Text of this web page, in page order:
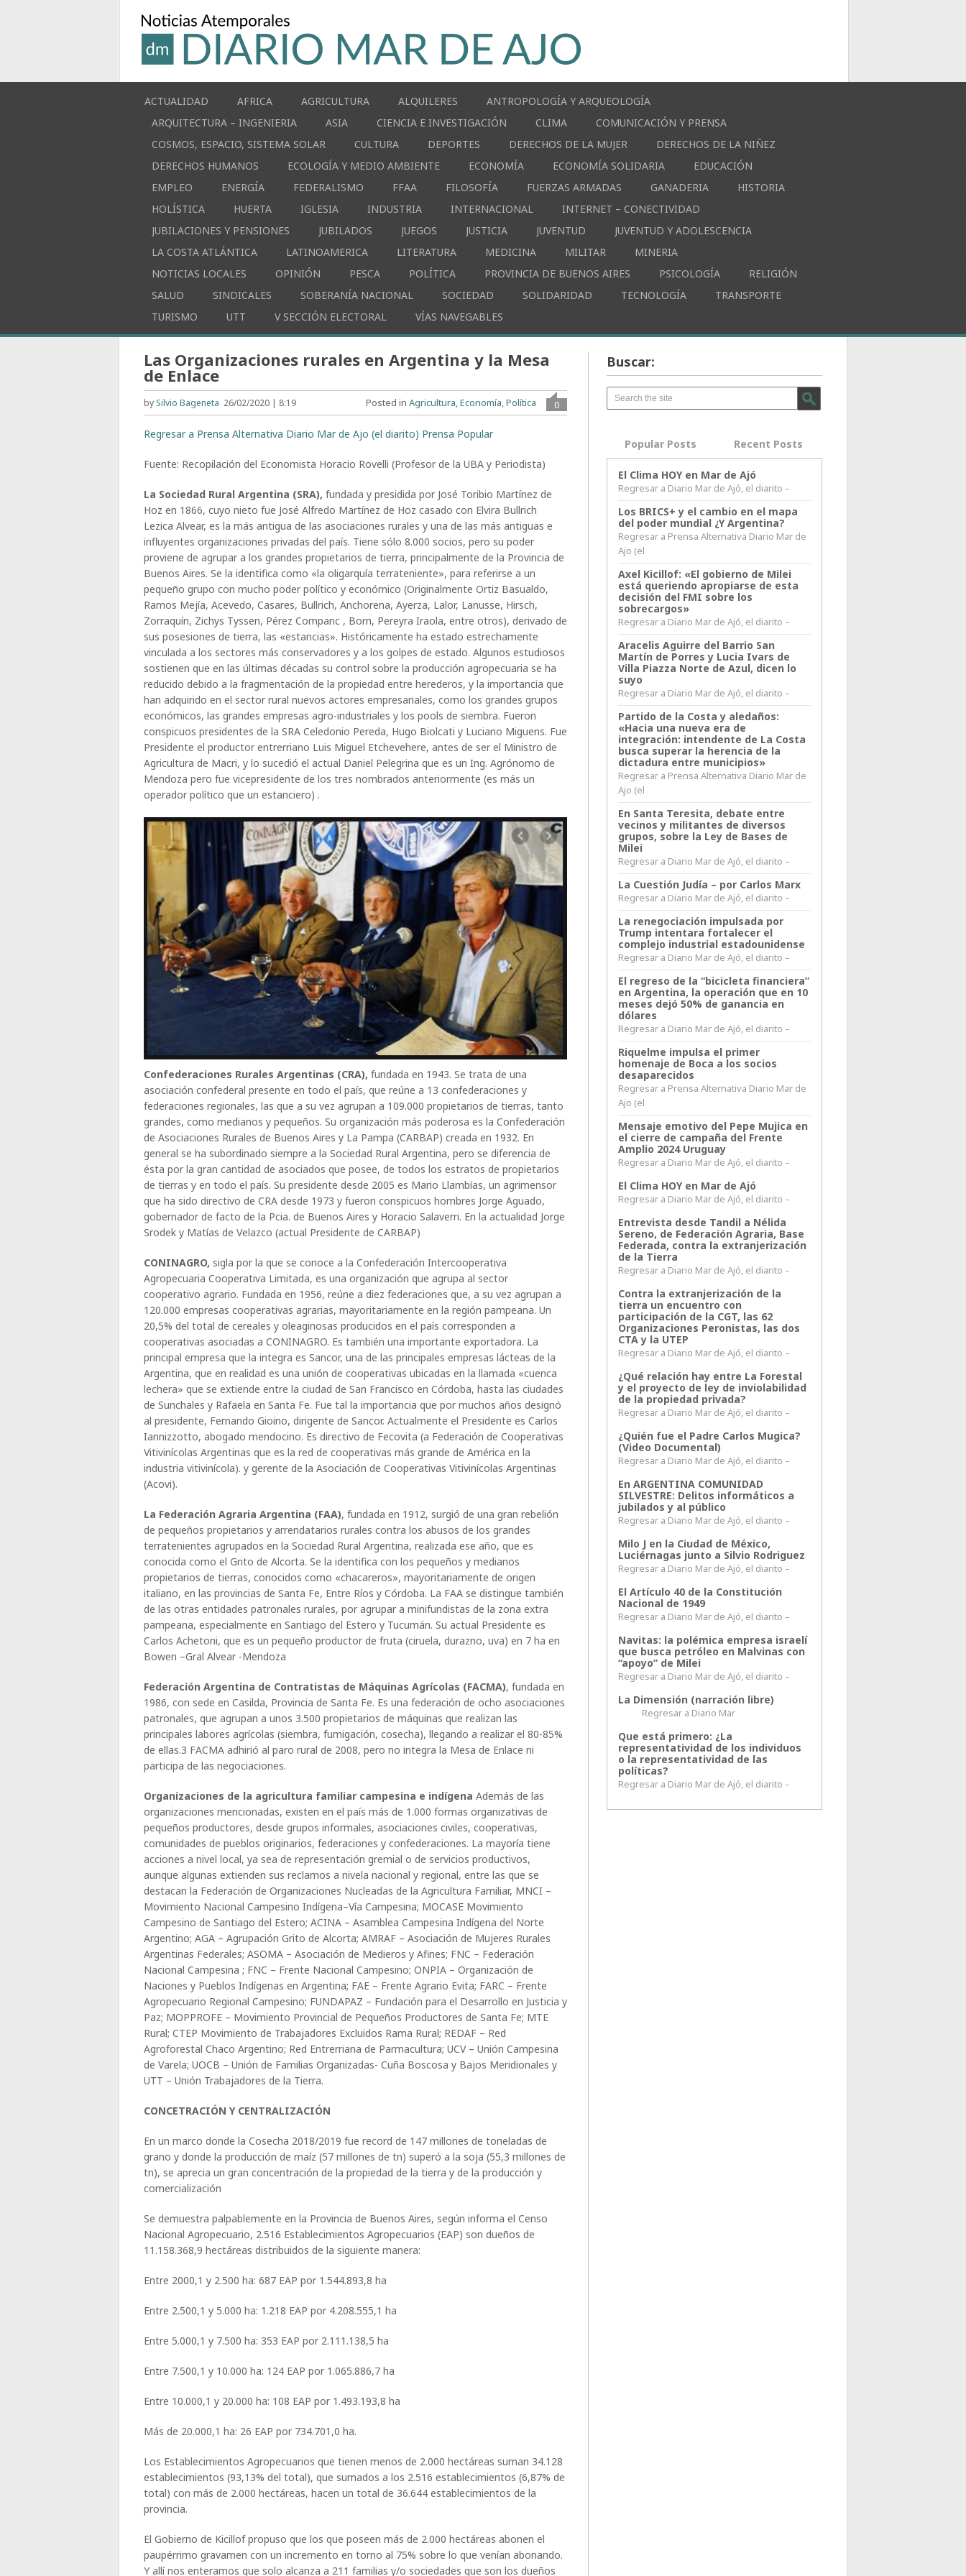
ACTUALIDAD AFRICA AGRICULTURA ALQUILERES
ANTROPOLOGÍA Y ARQUEOLOGÍA
ARQUITECTURA – INGENIERIA
ASIA CIENCIA E INVESTIGACIÓN CLIMA
COMUNICACIÓN Y PRENSA
COSMOS, ESPACIO, SISTEMA SOLAR
CULTURA DEPORTES DERECHOS DE LA MUJER
DERECHOS DE LA NIÑEZ
DERECHOS HUMANOS
ECOLOGÍA Y MEDIO AMBIENTE ECONOMÍA ECONOMÍA SOLIDARIA
EDUCACIÓN
EMPLEO
ENERGÍA FEDERALISMO FFAA FILOSOFÍA FUERZAS ARMADAS GANADERIA
HISTORIA
HOLÍSTICA
HUERTA IGLESIA INDUSTRIA INTERNACIONAL
INTERNET – CONECTIVIDAD
JUBILACIONES Y PENSIONES
JUBILADOS JUEGOS JUSTICIA JUVENTUD
JUVENTUD Y ADOLESCENCIA
LA COSTA ATLÁNTICA
LATINOAMERICA LITERATURA MEDICINA MILITAR
MINERIA
NOTICIAS LOCALES
OPINIÓN PESCA POLÍTICA PROVINCIA DE BUENOS AIRES PSICOLOGÍA
RELIGIÓN
SALUD
SINDICALES SOBERANÍA NACIONAL SOCIEDAD SOLIDARIDAD TECNOLOGÍA
TRANSPORTE
TURISMO
UTT V SECCIÓN ELECTORAL VÍAS NAVEGABLES
Las Organizaciones rurales en Argentina y la Mesa
de Enlace
by Silvio Bageneta 26/02/2020 | 8:19 0
Posted inAgricultura,Economía,Política
Regresar a Prensa Alternativa Diario Mar de Ajo (el diarito) Prensa Popular
Fuente: Recopilación del Economista Horacio Rovelli (Profesor de la UBA y Periodista)
La Sociedad Rural Argentina (SRA), fundada y presidida por José Toribio Martínez de
Hoz en 1866, cuyo nieto fue José Alfredo Martínez de Hoz casado con Elvira Bullrich
Lezica Alvear, es la más antigua de las asociaciones rurales y una de las más antiguas e
influyentes organizaciones privadas del país. Tiene sólo 8.000 socios, pero su poder
proviene de agrupar a los grandes propietarios de tierra, principalmente de la Provincia de
Buenos Aires. Se la identifica como «la oligarquía terrateniente», para referirse a un
pequeño grupo con mucho poder político y económico (Originalmente Ortiz Basualdo,
Ramos Mejía, Acevedo, Casares, Bullrich, Anchorena, Ayerza, Lalor, Lanusse, Hirsch,
Zorraquín, Zichys Tyssen, Pérez Companc , Born, Pereyra Iraola, entre otros), derivado de
sus posesiones de tierra, las «estancias». Históricamente ha estado estrechamente
vinculada a los sectores más conservadores y a los golpes de estado. Algunos estudiosos
sostienen que en las últimas décadas su control sobre la producción agropecuaria se ha
reducido debido a la fragmentación de la propiedad entre herederos, y la importancia que
han adquirido en el sector rural nuevos actores empresariales, como los grandes grupos
económicos, las grandes empresas agro-industriales y los pools de siembra. Fueron
conspicuos presidentes de la SRA Celedonio Pereda, Hugo Biolcati y Luciano Miguens. Fue
Presidente el productor entrerriano Luis Miguel Etchevehere, antes de ser el Ministro de
Agricultura de Macri, y lo sucedió el actual Daniel Pelegrina que es un Ing. Agrónomo de
Mendoza pero fue vicepresidente de los tres nombrados anteriormente (es más un
operador político que un estanciero) .
Confederaciones Rurales Argentinas (CRA), fundada en 1943. Se trata de una
asociación confederal presente en todo el país, que reúne a 13 confederaciones y
federaciones regionales, las que a su vez agrupan a 109.000 propietarios de tierras, tanto
grandes, como medianos y pequeños. Su organización más poderosa es la Confederación
de Asociaciones Rurales de Buenos Aires y La Pampa (CARBAP) creada en 1932. En
general se ha subordinado siempre a la Sociedad Rural Argentina, pero se diferencia de
ésta por la gran cantidad de asociados que posee, de todos los estratos de propietarios
de tierras y en todo el país. Su presidente desde 2005 es Mario Llambías, un agrimensor
que ha sido directivo de CRA desde 1973 y fueron conspicuos hombres Jorge Aguado,
gobernador de facto de la Pcia. de Buenos Aires y Horacio Salaverri. En la actualidad Jorge
Srodek y Matías de Velazco (actual Presidente de CARBAP)
CONINAGRO, sigla por la que se conoce a la Confederación Intercooperativa
Agropecuaria Cooperativa Limitada, es una organización que agrupa al sector
cooperativo agrario. Fundada en 1956, reúne a diez federaciones que, a su vez agrupan a
120.000 empresas cooperativas agrarias, mayoritariamente en la región pampeana. Un
20,5% del total de cereales y oleaginosas producidos en el país corresponden a
cooperativas asociadas a CONINAGRO. Es también una importante exportadora. La
principal empresa que la integra es Sancor, una de las principales empresas lácteas de la
Argentina, que en realidad es una unión de cooperativas ubicadas en la llamada «cuenca
lechera» que se extiende entre la ciudad de San Francisco en Córdoba, hasta las ciudades
de Sunchales y Rafaela en Santa Fe. Fue tal la importancia que por muchos años designó
al presidente, Fernando Gioino, dirigente de Sancor. Actualmente el Presidente es Carlos
Iannizzotto, abogado mendocino. Es directivo de Fecovita (a Federación de Cooperativas
Vitivinícolas Argentinas que es la red de cooperativas más grande de América en la
industria vitivinícola). y gerente de la Asociación de Cooperativas Vitivinícolas Argentinas
(Acovi).
La Federación Agraria Argentina (FAA), fundada en 1912, surgió de una gran rebelión
de pequeños propietarios y arrendatarios rurales contra los abusos de los grandes
terratenientes agrupados en la Sociedad Rural Argentina, realizada ese año, que es
conocida como el Grito de Alcorta. Se la identifica con los pequeños y medianos
propietarios de tierras, conocidos como «chacareros», mayoritariamente de origen
italiano, en las provincias de Santa Fe, Entre Ríos y Córdoba. La FAA se distingue también
de las otras entidades patronales rurales, por agrupar a minifundistas de la zona extra
pampeana, especialmente en Santiago del Estero y Tucumán. Su actual Presidente es
Carlos Achetoni, que es un pequeño productor de fruta (ciruela, durazno, uva) en 7 ha en
Bowen –Gral Alvear -Mendoza
Federación Argentina de Contratistas de Máquinas Agrícolas (FACMA), fundada en
1986, con sede en Casilda, Provincia de Santa Fe. Es una federación de ocho asociaciones
patronales, que agrupan a unos 3.500 propietarios de máquinas que realizan las
principales labores agrícolas (siembra, fumigación, cosecha), llegando a realizar el 80-85%
de ellas.3 FACMA adhirió al paro rural de 2008, pero no integra la Mesa de Enlace ni
participa de las negociaciones.
Organizaciones de la agricultura familiar campesina e indígenaAdemás de las
organizaciones mencionadas, existen en el país más de 1.000 formas organizativas de
pequeños productores, desde grupos informales, asociaciones civiles, cooperativas,
comunidades de pueblos originarios, federaciones y confederaciones. La mayoría tiene
acciones a nivel local, ya sea de representación gremial o de servicios productivos,
aunque algunas extienden sus reclamos a nivela nacional y regional, entre las que se
destacan la Federación de Organizaciones Nucleadas de la Agricultura Familiar, MNCI –
Movimiento Nacional Campesino Indígena–Vía Campesina; MOCASE Movimiento
Campesino de Santiago del Estero; ACINA – Asamblea Campesina Indígena del Norte
Argentino; AGA – Agrupación Grito de Alcorta; AMRAF – Asociación de Mujeres Rurales
Argentinas Federales; ASOMA – Asociación de Medieros y Afines; FNC – Federación
Nacional Campesina ; FNC – Frente Nacional Campesino; ONPIA – Organización de
Naciones y Pueblos Indígenas en Argentina; FAE – Frente Agrario Evita; FARC – Frente
Agropecuario Regional Campesino; FUNDAPAZ – Fundación para el Desarrollo en Justicia y
Paz; MOPPROFE – Movimiento Provincial de Pequeños Productores de Santa Fe; MTE
Rural; CTEP Movimiento de Trabajadores Excluidos Rama Rural; REDAF – Red
Agroforestal Chaco Argentino; Red Entrerriana de Parmacultura; UCV – Unión Campesina
de Varela; UOCB – Unión de Familias Organizadas- Cuña Boscosa y Bajos Meridionales y
UTT – Unión Trabajadores de la Tierra.
CONCETRACIÓN Y CENTRALIZACIÓN
En un marco donde la Cosecha 2018/2019 fue record de 147 millones de toneladas de
grano y donde la producción de maíz (57 millones de tn) superó a la soja (55,3 millones de
tn), se aprecia un gran concentración de la propiedad de la tierra y de la producción y
comercialización
Se demuestra palpablemente en la Provincia de Buenos Aires, según informa el Censo
Nacional Agropecuario, 2.516 Establecimientos Agropecuarios (EAP) son dueños de
11.158.368,9 hectáreas distribuidos de la siguiente manera:
Entre 2000,1 y 2.500 ha: 687 EAP por 1.544.893,8 ha
Entre 2.500,1 y 5.000 ha: 1.218 EAP por 4.208.555,1 ha
Entre 5.000,1 y 7.500 ha: 353 EAP por 2.111.138,5 ha
Entre 7.500,1 y 10.000 ha: 124 EAP por 1.065.886,7 ha
Entre 10.000,1 y 20.000 ha: 108 EAP por 1.493.193,8 ha
Más de 20.000,1 ha: 26 EAP por 734.701,0 ha.
Los Establecimientos Agropecuarios que tienen menos de 2.000 hectáreas suman 34.128
establecimientos (93,13% del total), que sumados a los 2.516 establecimientos (6,87% de
total) con más de 2.000 hectáreas, hacen un total de 36.644 establecimientos de la
provincia.
El Gobierno de Kicillof propuso que los que poseen más de 2.000 hectáreas abonen el
paupérrimo gravamen con un incremento en torno al 75% sobre lo que venían abonando.
Y allí nos enteramos que solo alcanza a 211 familias y/o sociedades que son los dueños
Buscar:
Popular Posts Recent Posts
El Clima HOY en Mar de Ajó
Regresar a Diario Mar de Ajó, el diarito –
Los BRICS+ y el cambio en el mapa
del poder mundial ¿Y Argentina?
Regresar a Prensa Alternativa Diario Mar de
Ajo (el
Axel Kicillof: «El gobierno de Milei
está queriendo apropiarse de esta
decisión del FMI sobre los
sobrecargos»
Regresar a Diario Mar de Ajó, el diarito –
Aracelis Aguirre del Barrio San
Martín de Porres y Lucia Ivars de
Villa Piazza Norte de Azul, dicen lo
suyo
Regresar a Diario Mar de Ajó, el diarito –
Partido de la Costa y aledaños:
«Hacia una nueva era de
integración: intendente de La Costa
busca superar la herencia de la
dictadura entre municipios»
Regresar a Prensa Alternativa Diario Mar de
Ajo (el
En Santa Teresita, debate entre
vecinos y militantes de diversos
grupos, sobre la Ley de Bases de
Milei
Regresar a Diario Mar de Ajó, el diarito –
La Cuestión Judía – por Carlos Marx
Regresar a Diario Mar de Ajó, el diarito –
La renegociación impulsada por
Trump intentara fortalecer el
complejo industrial estadounidense
Regresar a Diario Mar de Ajó, el diarito –
El regreso de la “bicicleta financiera”
en Argentina, la operación que en 10
meses dejó 50% de ganancia en
dólares
Regresar a Diario Mar de Ajó, el diarito –
Riquelme impulsa el primer
homenaje de Boca a los socios
desaparecidos
Regresar a Prensa Alternativa Diario Mar de
Ajo (el
Mensaje emotivo del Pepe Mujica en
el cierre de campaña del Frente
Amplio 2024 Uruguay
Regresar a Diario Mar de Ajó, el diarito –
El Clima HOY en Mar de Ajó
Regresar a Diario Mar de Ajó, el diarito –
Entrevista desde Tandil a Nélida
Sereno, de Federación Agraria, Base
Federada, contra la extranjerización
de la Tierra
Regresar a Diario Mar de Ajó, el diarito –
Contra la extranjerización de la
tierra un encuentro con
participación de la CGT, las 62
Organizaciones Peronistas, las dos
CTA y la UTEP
Regresar a Diario Mar de Ajó, el diarito –
¿Qué relación hay entre La Forestal
y el proyecto de ley de inviolabilidad
de la propiedad privada?
Regresar a Diario Mar de Ajó, el diarito –
¿Quién fue el Padre Carlos Mugica?
(Video Documental)
Regresar a Diario Mar de Ajó, el diarito –
En ARGENTINA COMUNIDAD
SILVESTRE: Delitos informáticos a
jubilados y al público
Regresar a Diario Mar de Ajó, el diarito –
Milo J en la Ciudad de México,
Luciérnagas junto a Silvio Rodriguez
Regresar a Diario Mar de Ajó, el diarito –
El Artículo 40 de la Constitución
Nacional de 1949
Regresar a Diario Mar de Ajó, el diarito –
Navitas: la polémica empresa israelí
que busca petróleo en Malvinas con
“apoyo” de Milei
Regresar a Diario Mar de Ajó, el diarito –
La Dimensión (narración libre)
Regresar a Diario Mar
Que está primero: ¿La
representatividad de los individuos
o la representatividad de las
políticas?
Regresar a Diario Mar de Ajó, el diarito –